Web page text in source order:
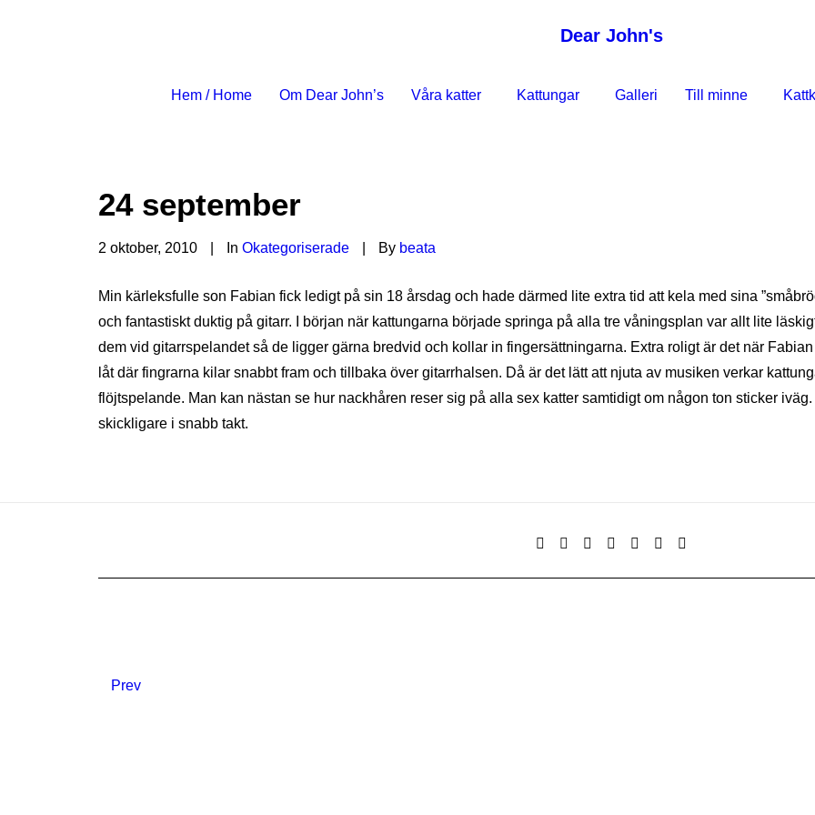
Dear John's
Hem / Home Om Dear John’s Våra katter Kattungar Galleri Till minne
24 september
2 oktober, 2010 In Okategoriserade By beata
Min kärleksfulle son Fabian fick ledigt på sin 18 årsdag och hade därmed lite extra tid att kela med sina
och fantastiskt duktig på gitarr. I början när kattungarna började springa på alla tre våningsplan var allt lite
dem vid gitarrspelandet så de ligger gärna bredvid och kollar in fingersättningarna. Extra roligt är det när
låt där fingrarna kilar snabbt fram och tillbaka över gitarrhalsen. Då är det lätt att njuta av musiken verkar
flöjtspelande. Man kan nästan se hur nackhåren reser sig på alla sex katter samtidigt om någon ton sticker
skickligare i snabb takt.
Prev